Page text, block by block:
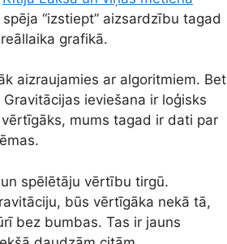
“izstiept” aizsardzību tagad
grafikā.
aizraujamies ar algoritmiem. Bet
ieviešana ir loģisks
mums tagad ir dati par
spēlētāju vērtību tirgū.
būs vērtīgāka nekā tā,
bez bumbas. Tas ir jauns